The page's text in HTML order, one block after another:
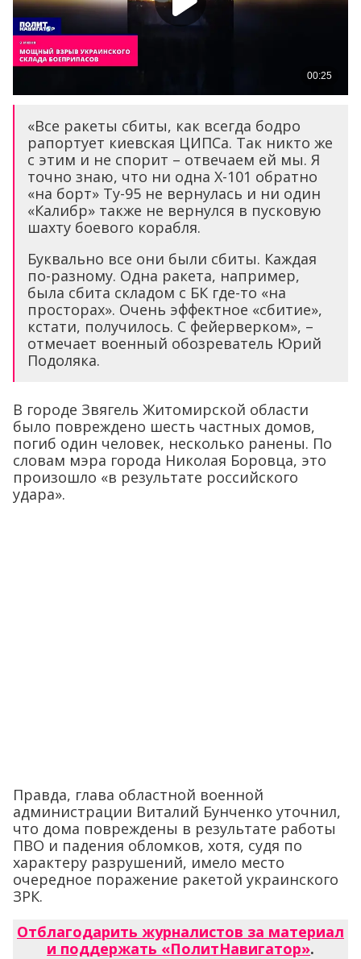
«Все ракеты сбиты, как всегда бодро
рапортует киевская ЦИПСа. Так никто же
с этим и не спорит – отвечаем ей мы. Я
точно знаю, что ни одна Х-101 обратно
«на борт» Ту-95 не вернулась и ни один
«Калибр» также не вернулся в пусковую
шахту боевого корабля.
Буквально все они были сбиты. Каждая
по-разному. Одна ракета, например,
была сбита складом с БК где-то «на
просторах». Очень эффектное «сбитие»,
кстати, получилось. С фейерверком», –
отмечает военный обозреватель Юрий
Подоляка.
В городе Звягель Житомирской области
было повреждено шесть частных домов,
погиб один человек, несколько ранены. По
словам мэра города Николая Боровца, это
произошло «в результате российского
удара».
Правда, глава областной военной
администрации Виталий Бунченко уточнил,
что дома повреждены в результате работы
ПВО и падения обломков, хотя, судя по
характеру разрушений, имело место
очередное поражение ракетой украинского
ЗРК.
Отблагодарить журналистов за материал
и поддержать «ПолитНавигатор».